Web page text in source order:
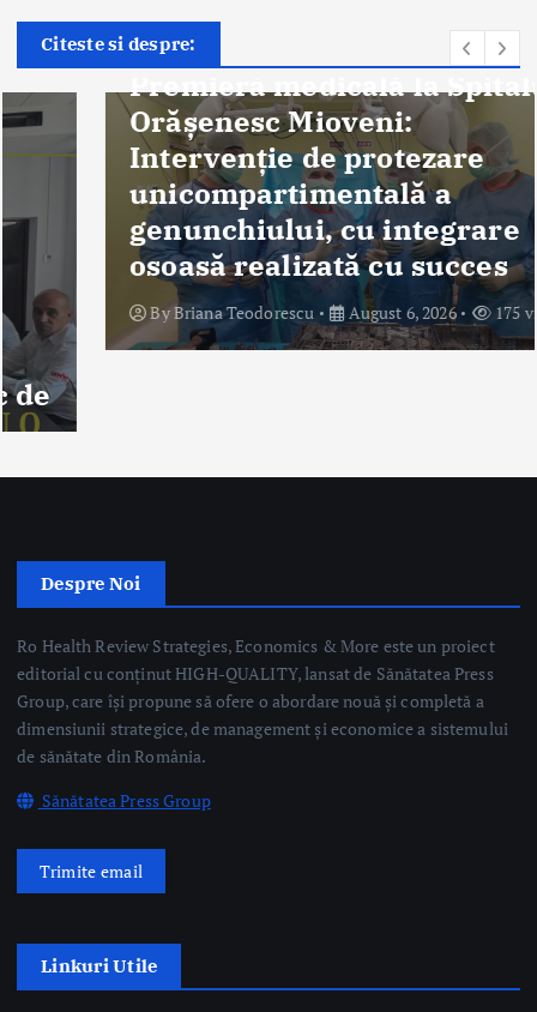
Citeste si despre:
Știri
Premieră medicală la Spitalul
Orășenesc Mioveni:
Intervenţie de protezare
unicompartimentală a
genunchiului, cu integrare
osoasă realizată cu succes
By Briana Teodorescu August 6, 2026 175 views
Ro Health Review Strategies, Economics & More este un proiect
editorial cu conținut HIGH-QUALITY, lansat de Sănătatea Press
dimensiunii strategice, de management și economice a sistemului
de sănătate din România.
Sănătatea Press Group
Trimite email
Linkuri Utile
Știri
Editoriale